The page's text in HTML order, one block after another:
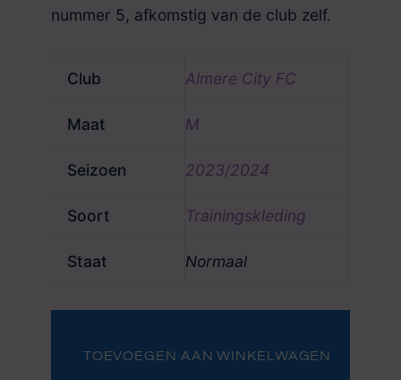
nummer 5, afkomstig van de club zelf.
Club Almere City FC
Maat M
Seizoen 2023/2024
Soort Trainingskleding
Staat Normaal
TOEVOEGEN AAN WINKELWAGEN